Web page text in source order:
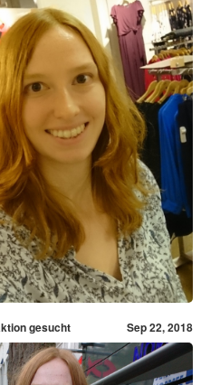
gesucht Sep 22, 2018